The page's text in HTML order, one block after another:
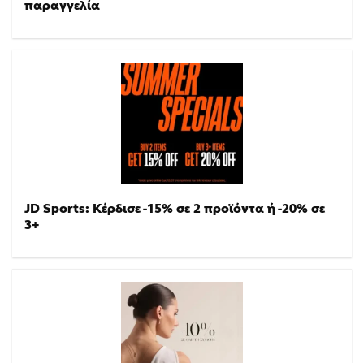
παραγγελία
JD Sports: Κέρδισε -15% σε 2 προϊόντα ή -20% σε
3+